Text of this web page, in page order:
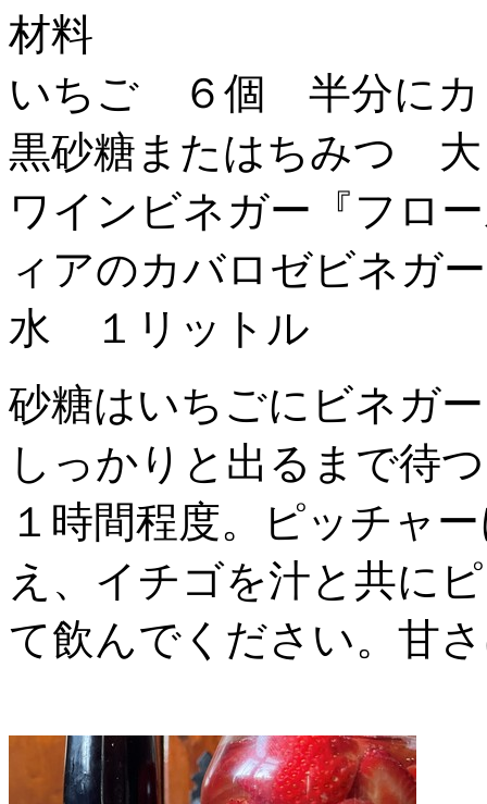
材料
いちご ６個 半分にカ
黒砂糖またはちみつ 大
ワインビネガー『フロ
ィアのカバロゼビネガ
水 １リットル
砂糖はいちごにビネガ
しっかりと出るまで待
１時間程度。ピッチャ
え、イチゴを汁と共に
て飲んでください。甘